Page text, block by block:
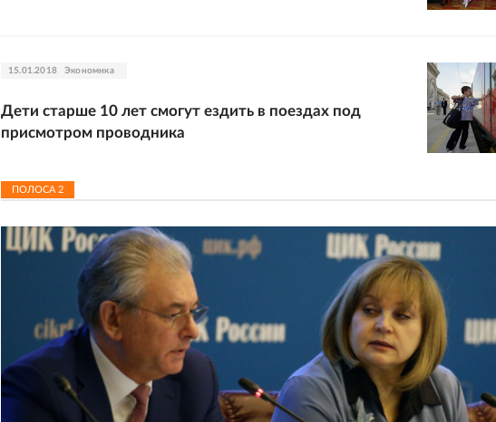
15.01.2018 Экономика
Дети старше 10 лет смогут ездить в поездах под
присмотром проводника
ПОЛОСА 2